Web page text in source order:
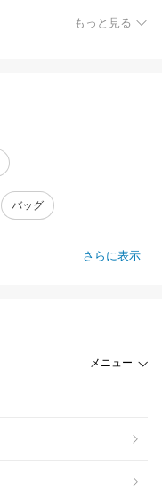
もっと見る
バッグ
さらに表示
メニュー